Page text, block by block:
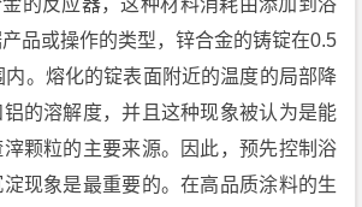
品或操作的类型，锌合金的铸锭在0.5
。熔化的锭表面附近的温度的局部降
的溶解度，并且这种现象被认为是能
颗粒的主要来源。因此，预先控制浴
现象是最重要的。在高品质涂料的生